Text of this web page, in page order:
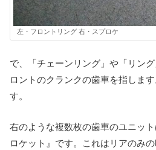
左・フロントリング 右・スプロケ
で、「チェーンリング」や「リン
ロントのクランクの歯車を指しま
す。
右のような複数枚の歯車のユニッ
ロケット』です。これはリアのみ